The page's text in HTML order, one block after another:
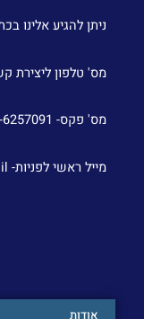
אודות
ניתן להגיע אלינו
מס' טלפון ליצירת קשר- 08-
מס' פקס- 08-6257091
מייל ראשי לפניות- info@veterinary.org.il